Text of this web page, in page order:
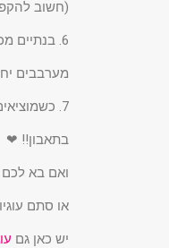
(חשוב
6. בנתיים מכינים את הסירופ (טריק של עצלנים🤫😜😆)
מערבבים
7. כשמוציאים את הרוגעלך מהתנור מברישים אותם מיד בסירופ לקבלת ברק יפה.
בתאבון!! ❤
ואם בא לכם
או סתם
יש כאן גם